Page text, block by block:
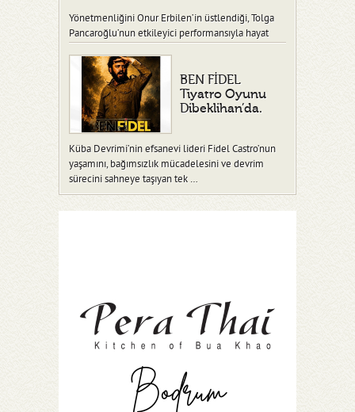
Yönetmenliğini Onur Erbilen’in üstlendiği, Tolga
Pancaroğlu’nun etkileyici performansıyla hayat
BEN FİDEL
Tiyatro Oyunu
Dibeklihan’da.
Küba Devrimi’nin efsanevi lideri Fidel Castro’nun
yaşamını, bağımsızlık mücadelesini ve devrim
sürecini sahneye taşıyan tek …